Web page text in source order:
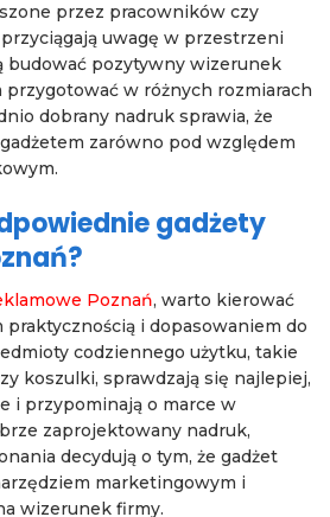
przez pracowników czy
uwagę w przestrzeni
budować pozytywny wizerunek
przygotować w różnych rozmiarach
dobrany nadruk sprawia, że
zarówno pod względem
gadżety
Poznań, warto kierować
i dopasowaniem do
codziennego użytku, takie
koszulki, sprawdzają się najlepiej,
i przypominają o marce w
zaprojektowany nadruk,
decydują o tym, że gadżet
marketingowym i
wizerunek firmy.